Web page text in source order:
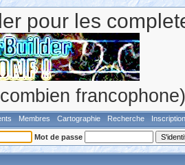
pour les
Membres Cartographie Recherche Inscription
Mot de passe